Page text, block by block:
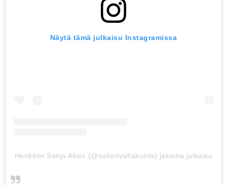
Näytä tämä julkaisu Instagramissa
Henkilön Sanja Alisic (@sokerivaltakunta) jakama julkaisu